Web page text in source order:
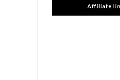
Affiliate